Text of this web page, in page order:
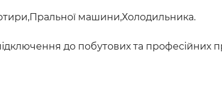
машини,Холодильника.
підключення до побутових та професійних